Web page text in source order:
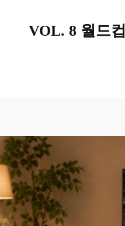
VOL. 8 월드컵